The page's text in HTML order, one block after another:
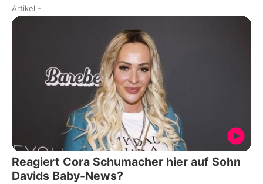
Artikel -
Reagiert Cora Schumacher hier auf Sohn
Davids Baby-News?